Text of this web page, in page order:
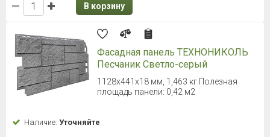
В корзину
Фасадная панель ТЕХНОНИКОЛЬ
Песчаник Светло-серый
1128х441х18 мм, 1,463 кг Полезная
площадь панели: 0,42 м2
Наличие: Уточняйте